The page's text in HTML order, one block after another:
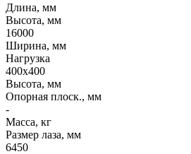
Длина, мм
Высота, мм
16000
Ширина, мм
Нагрузка
400х400
Высота, мм
Опорная плоск., мм
-
Масса, кг
Размер лаза, мм
6450